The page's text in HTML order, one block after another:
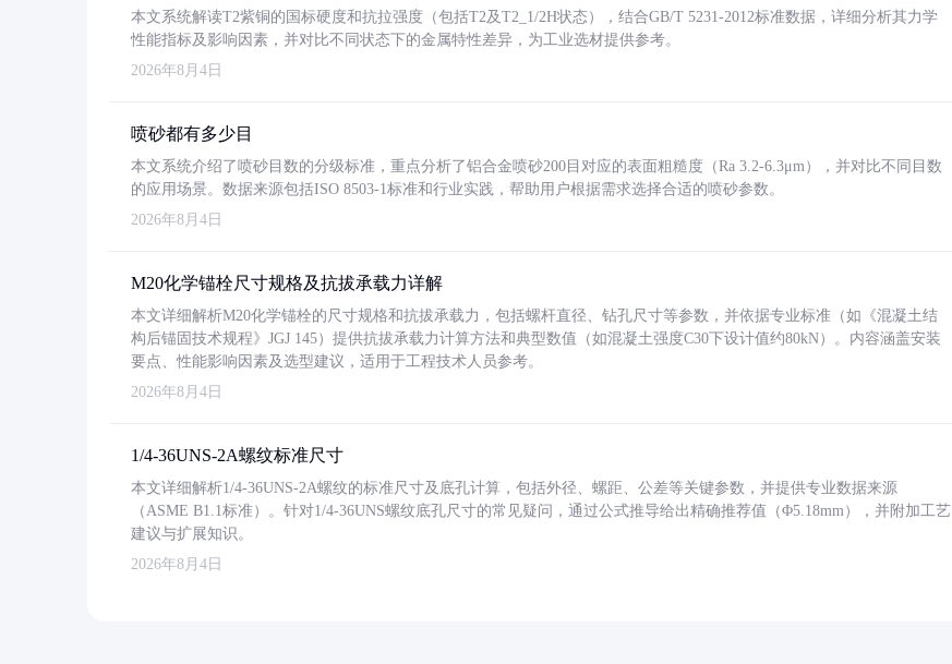
本文系统解读T2紫铜的国标硬度和抗拉强度（包括T2及T2_1/2H状态），结合GB/T 5231-2012标准数据，详细分析其力学
性能指标及影响因素，并对比不同状态下的金属特性差异，为工业选材提供参考。
2026年8月4日
喷砂都有多少目
本文系统介绍了喷砂目数的分级标准，重点分析了铝合金喷砂200目对应的表面粗糙度（Ra 3.2-6.3μm），并对比不同目数
的应用场景。数据来源包括ISO 8503-1标准和行业实践，帮助用户根据需求选择合适的喷砂参数。
2026年8月4日
M20化学锚栓尺寸规格及抗拔承载力详解
本文详细解析M20化学锚栓的尺寸规格和抗拔承载力，包括螺杆直径、钻孔尺寸等参数，并依据专业标准（如《混凝土结
构后锚固技术规程》JGJ 145）提供抗拔承载力计算方法和典型数值（如混凝土强度C30下设计值约80kN）。内容涵盖安装
要点、性能影响因素及选型建议，适用于工程技术人员参考。
2026年8月4日
1/4-36UNS-2A螺纹标准尺寸
本文详细解析1/4-36UNS-2A螺纹的标准尺寸及底孔计算，包括外径、螺距、公差等关键参数，并提供专业数据来源
（ASME B1.1标准）。针对1/4-36UNS螺纹底孔尺寸的常见疑问，通过公式推导给出精确推荐值（Φ5.18mm），并附加工艺
建议与扩展知识。
2026年8月4日